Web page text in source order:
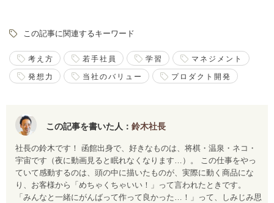
この記事に関連するキーワード
考え方 若手社員 学習 マネジメント
発想力 当社のバリュー プロダクト開発
この記事を書いた人： 鈴木社長
社長の鈴木です！ 函館出身で、好きなものは、将棋・温泉・ネコ・
宇宙です（夜に動画見ると眠れなくなります…）。 この仕事をやっ
ていて感動するのは、頭の中に描いたものが、実際に動く商品にな
り、お客様から「めちゃくちゃいい！」って言われたときです。
「みんなと一緒にがんばって作って良かった…！」って、しみじみ思